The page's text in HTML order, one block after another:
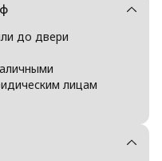
до двери
лицам